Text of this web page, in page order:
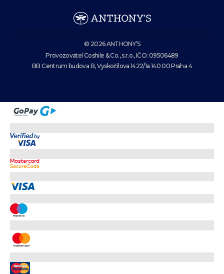
© 2026 ANTHONY’S
Provozovatel Coshile & Co., s.r.o., IČO: 09506489
BB Centrum budova B, Vyskočilova 1422/1a 140 00 Praha 4